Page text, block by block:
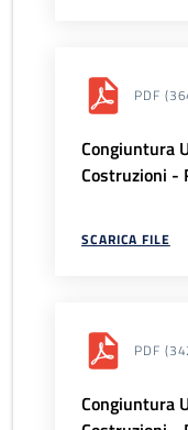
PDF
Congiuntura
Costruzioni -
SCARICA FILE
PDF
Congiuntura